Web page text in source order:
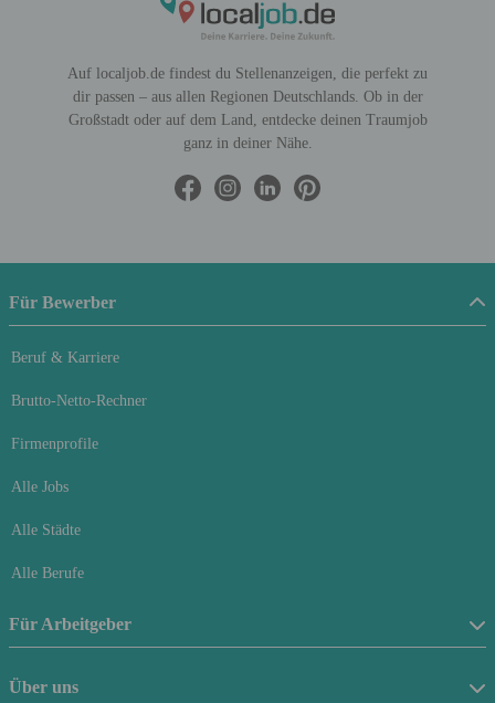
Auf localjob.de findest du Stellenanzeigen, die perfekt zu
dir passen – aus allen Regionen Deutschlands. Ob in der
Großstadt oder auf dem Land, entdecke deinen Traumjob
ganz in deiner Nähe.
Für Bewerber
Beruf & Karriere
Brutto-Netto-Rechner
Firmenprofile
Alle Jobs
Alle Städte
Alle Berufe
Für Arbeitgeber
Stellenanzeige schalten
Über uns